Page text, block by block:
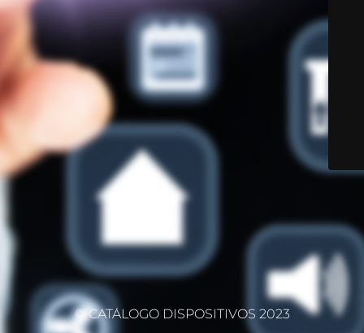
© CATÁLOGO DISPOSITIVOS 2023